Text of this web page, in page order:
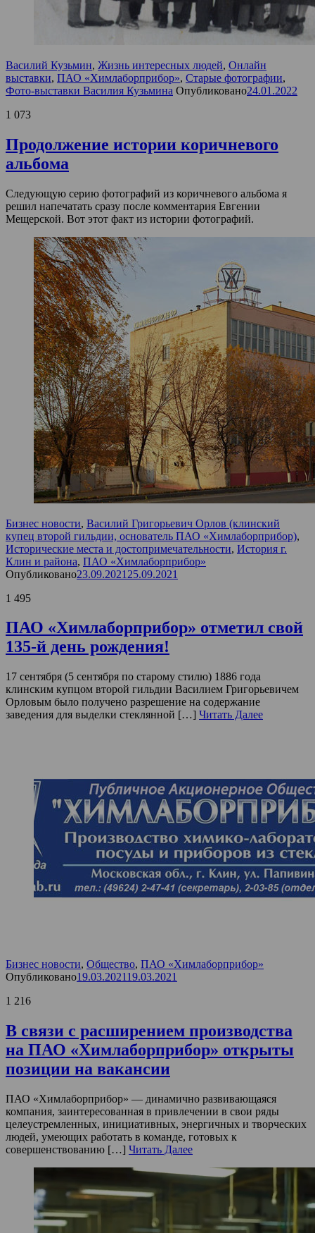
Василий Кузьмин, Жизнь интересных людей, Онлайн
выставки, ПАО «Химлаборприбор», Старые фотографии,
Фото-выставки Василия Кузьмина Опубликовано24.01.2022
1 073
Продолжение истории коричневого
альбома
Следующую серию фотографий из коричневого альбома я
решил напечатать сразу после комментария Евгении
Мещерской. Вот этот факт из истории фотографий.
Бизнес новости, Василий Григорьевич Орлов (клинский
купец второй гильдии, основатель ПАО «Химлаборприбор),
Исторические места и достопримечательности, История г.
Клин и района, ПАО «Химлаборприбор»
Опубликовано23.09.2021 25.09.2021
1 495
ПАО «Химлаборприбор» отметил свой
135-й день рождения!
17 сентября (5 сентября по старому стилю) 1886 года
клинским купцом второй гильдии Василием Григорьевичем
Орловым было получено разрешение на содержание
заведения для выделки стеклянной […] Читать Далее
Бизнес новости, Общество, ПАО «Химлаборприбор»
Опубликовано19.03.202119.03.2021
1 216
В связи с расширением производства
на ПАО «Химлаборприбор» открыты
позиции на вакансии
ПАО «Химлаборприбор» — динамично развивающаяся
компания, заинтересованная в привлечении в свои ряды
целеустремленных, инициативных, энергичных и творческих
людей, умеющих работать в команде, готовых к
совершенствованию […] Читать Далее